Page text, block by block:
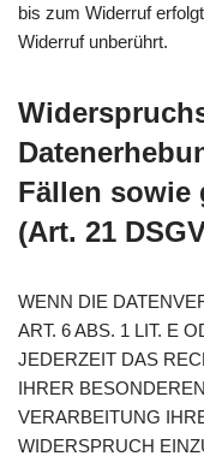
bis zum Widerruf
Widerruf unberührt.
Fällen sowie
(Art. 21
WENN DIE
ART. 6 ABS. 1 LIT. E
JEDERZEIT DAS
IHRER
VERARBEITUNG
WIDERSPRUCH